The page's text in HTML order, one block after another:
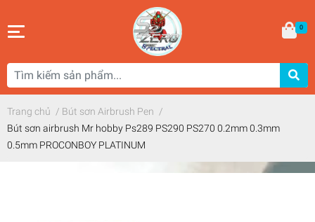
0
Trang chủ / Bút sơn Airbrush Pen /
Bút sơn airbrush Mr hobby Ps289 PS290 PS270 0.2mm 0.3mm
0.5mm PROCONBOY PLATINUM